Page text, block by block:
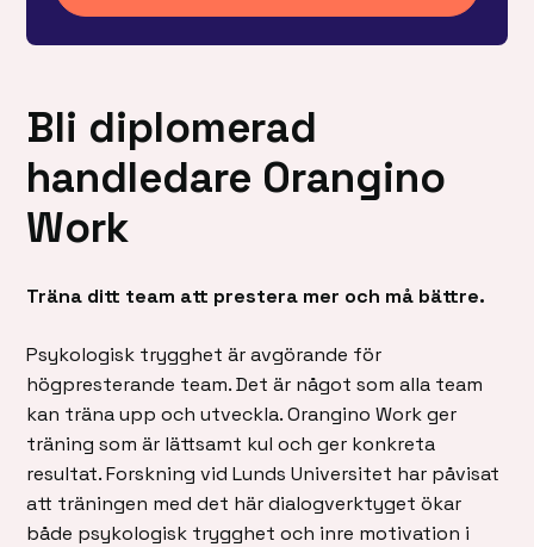
Bli diplomerad
handledare Orangino
Work
Träna ditt team att prestera mer och må bättre.
Psykologisk trygghet är avgörande för
högpresterande team. Det är något som alla team
kan träna upp och utveckla. Orangino Work ger
träning som är lättsamt kul och ger konkreta
resultat. Forskning vid Lunds Universitet har påvisat
att träningen med det här dialogverktyget ökar
både psykologisk trygghet och inre motivation i